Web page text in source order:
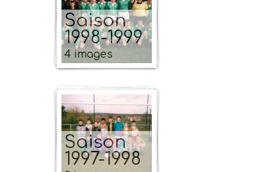
Saison
1998-1999
4 images
Saison
1997-1998